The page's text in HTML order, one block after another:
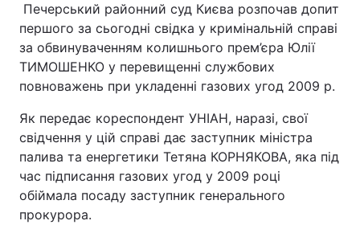
Печерський районний суд Києва розпочав допит
першого за сьогодні свідка у кримінальній справі
за обвинуваченням колишнього прем’єра Юлії
ТИМОШЕНКО у перевищенні службових
повноважень при укладенні газових угод 2009 р.
Як передає кореспондент УНІАН, наразі, свої
свідчення у цій справі дає заступник міністра
палива та енергетики Тетяна КОРНЯКОВА, яка під
час підписання газових угод у 2009 році
обіймала посаду заступник генерального
прокурора.